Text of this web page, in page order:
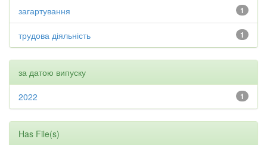
1
загартування
1
трудова діяльність
за датою випуску
1
2022
Has File(s)